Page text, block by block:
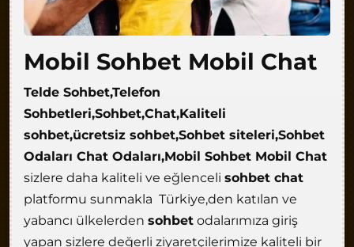
Mobil Sohbet Mobil Chat
Telde Sohbet,Telefon
Sohbetleri,Sohbet,Chat,Kaliteli
sohbet,ücretsiz sohbet,Sohbet siteleri,Sohbet
Odaları Chat Odaları,Mobil Sohbet Mobil Chat
sizlere daha kaliteli ve eğlenceli sohbet chat
platformu sunmakla Türkiye,den katılan ve
yabancı ülkelerden sohbet odalarımıza giriş
yapan sizlere değerli ziyaretçilerimize kaliteli bir